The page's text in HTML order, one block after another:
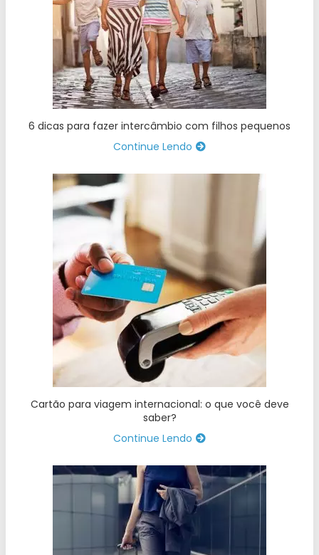
6 dicas para fazer intercâmbio com filhos pequenos
Continue Lendo
Cartão para viagem internacional: o que você deve
saber?
Continue Lendo